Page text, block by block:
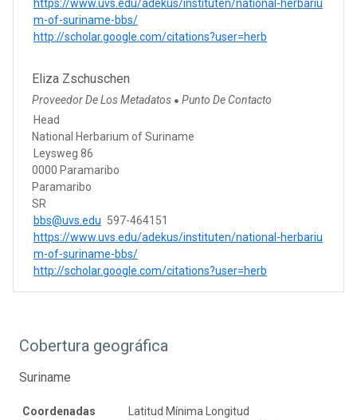
https://www.uvs.edu/adekus/instituten/national-herbariu
m-of-suriname-bbs/
http://scholar.google.com/citations?user=herb
Eliza Zschuschen
Proveedor De Los Metadatos ● Punto De Contacto
Head
National Herbarium of Suriname
Leysweg 86
0000 Paramaribo
Paramaribo
SR
bbs@uvs.edu 597-464151
https://www.uvs.edu/adekus/instituten/national-herbariu
m-of-suriname-bbs/
http://scholar.google.com/citations?user=herb
Cobertura geográfica
Suriname
Coordenadas
Latitud Mínima Longitud